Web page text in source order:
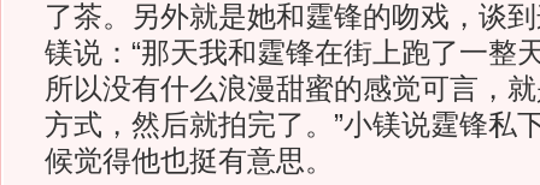
了茶。另外就是她和霆锋的吻戏，谈
镁说：“那天我和霆锋在街上跑了一整
所以没有什么浪漫甜蜜的感觉可言，
方式，然后就拍完了。”小镁说霆锋私
候觉得他也挺有意思。